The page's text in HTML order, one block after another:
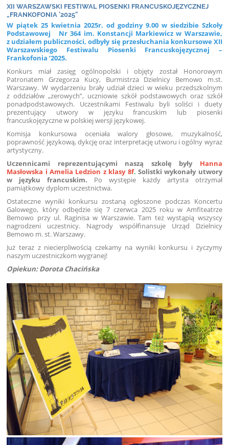
XII WARSZAWSKI FESTIWAL PIOSENKI FRANCUSKOJĘZYCZNEJ
„FRANKOFONIA ’2025”
W piątek 25 kwietnia 2025r. od godziny 9.00 w siedzibie Szkoły
Podstawowej Nr 364 im. Konstancji Markiewicz w Warszawie,
z udziałem publiczności, odbyły się przesłuchania konkursowe XII
Warszawskiego Festiwalu Piosenki Francuskojęzycznej –
Frankofonia ’2025.
Konkurs miał zasięg ogólnopolski i objęty został Honorowym
Patronatem Grzegorza Kucy, Burmistrza Dzielnicy Bemowo m.st.
Warszawy. W wydarzeniu brały udział dzieci w wieku przedszkolnym
z oddziałów „zerowych”, uczniowie szkół podstawowych oraz szkół
ponadpodstawowych. Uczestnikami Festiwalu byli soliści i duety
prezentujący utwory w języku francuskim lub piosenki
francuskojęzyczne w polskiej wersji językowej.
Komisja konkursowa oceniała walory głosowe, muzykalność,
poprawność językową, dykcję oraz interpretację utworu i ogólny wyraz
artystyczny.
Uczennicami reprezentującymi naszą szkolę były Hanna
Masłowska i Amelia Ledzion z klasy 8f. Solistki wykonały utwory
w języku francuskim. Po występie każdy artysta otrzymał
pamiątkowy dyplom uczestnictwa.
Ostateczne wyniki konkursu zostaną ogłoszone podczas Koncertu
Galowego, który odbędzie się 7 czerwca 2025 roku w Amfiteatrze
Bemowo przy ul. Raginisa w Warszawie. Tam też wystąpią wszyscy
nagrodzeni uczestnicy. Nagrody współfinansuje Urząd Dzielnicy
Bemowo m. st. Warszawy.
Już teraz z niecierpliwością czekamy na wyniki konkursu i życzymy
naszym uczestniczkom wygranej!
Opiekun: Dorota Chacińska